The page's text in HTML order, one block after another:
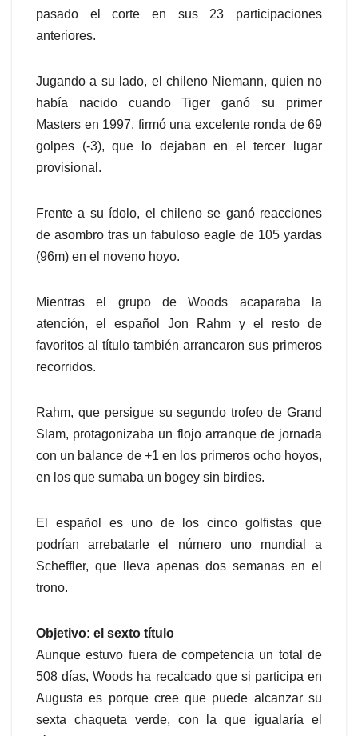
pasado el corte en sus 23 participaciones
anteriores.
Jugando a su lado, el chileno Niemann, quien no
había nacido cuando Tiger ganó su primer
Masters en 1997, firmó una excelente ronda de 69
golpes (-3), que lo dejaban en el tercer lugar
provisional.
Frente a su ídolo, el chileno se ganó reacciones
de asombro tras un fabuloso eagle de 105 yardas
(96m) en el noveno hoyo.
Mientras el grupo de Woods acaparaba la
atención, el español Jon Rahm y el resto de
favoritos al título también arrancaron sus primeros
recorridos.
Rahm, que persigue su segundo trofeo de Grand
Slam, protagonizaba un flojo arranque de jornada
con un balance de +1 en los primeros ocho hoyos,
en los que sumaba un bogey sin birdies.
El español es uno de los cinco golfistas que
podrían arrebatarle el número uno mundial a
Scheffler, que lleva apenas dos semanas en el
trono.
Objetivo: el sexto título
Aunque estuvo fuera de competencia un total de
508 días, Woods ha recalcado que si participa en
Augusta es porque cree que puede alcanzar su
sexta chaqueta verde, con la que igualaría el